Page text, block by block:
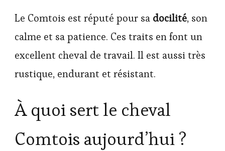
Le Comtois est réputé pour sa docilité, son
calme et sa patience. Ces traits en font un
excellent cheval de travail. Il est aussi très
rustique, endurant et résistant.
À quoi sert le cheval
Comtois aujourd’hui ?